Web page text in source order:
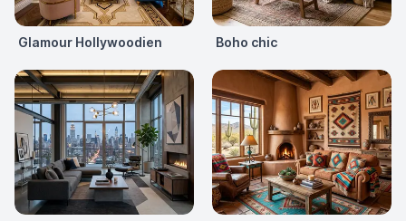
Glamour Hollywoodien Boho chic